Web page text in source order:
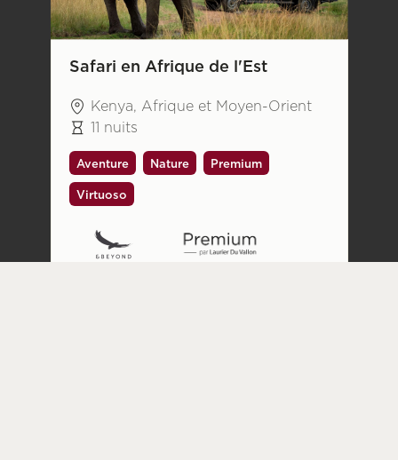
Safari en Afrique de l'Est
Kenya, Afrique et Moyen-Orient
11 nuits
Aventure Nature
Premium
Virtuoso